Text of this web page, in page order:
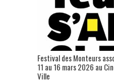
Festival des Monteurs
11 au 16 mars 2026 au
Ville